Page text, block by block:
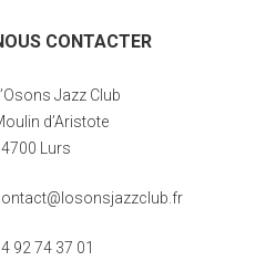
CONTACTER
Jazz Club
d’Aristote
Lurs
92 74 37 01